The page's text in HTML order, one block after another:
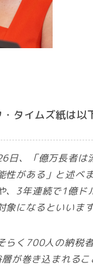
タイムズ紙は以
日、「億万長者は
性がある」と述べ
、3年連続で1億ド
象になるといいます
らく700人の納税
が巻き込まれるこ